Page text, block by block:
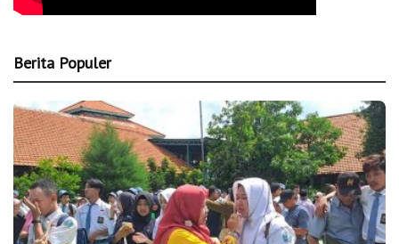
Berita Populer